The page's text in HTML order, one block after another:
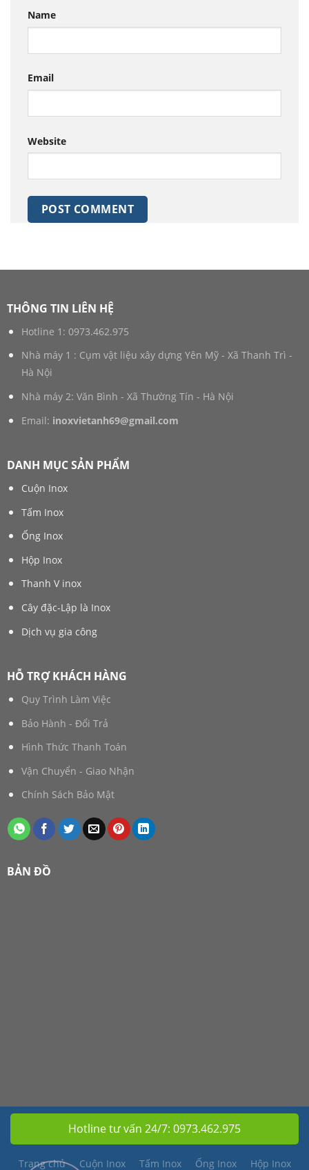
Name
Email
Website
THÔNG TIN LIÊN HỆ
Hotline 1: 0973.462.975
Nhà máy 1 : Cụm vật liệu xây dựng Yên Mỹ - Xã Thanh Trì -
Hà Nội
Nhà máy 2: Văn Bình - Xã Thường Tín - Hà Nội
Email: inoxvietanh69@gmail.com
DANH MỤC SẢN PHẨM
Cuộn Inox
Tấm Inox
Ống Inox
Hộp Inox
Thanh V inox
Cây đặc-Lập là Inox
Dịch vụ gia công
HỖ TRỢ KHÁCH HÀNG
Quy Trình Làm Việc
Bảo Hành - Đổi Trả
Hình Thức Thanh Toán
Vận Chuyển - Giao Nhận
Chính Sách Bảo Mật
BẢN ĐỒ
Hotline tư vấn 24/7: 0973.462.975
Trang chủ Cuộn Inox Tấm Inox Ống Inox Hộp Inox